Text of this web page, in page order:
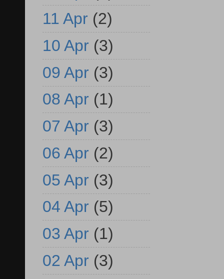
11 Apr (2)
10 Apr (3)
09 Apr (3)
08 Apr (1)
07 Apr (3)
06 Apr (2)
05 Apr (3)
04 Apr (5)
03 Apr (1)
02 Apr (3)